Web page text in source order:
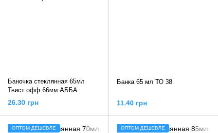
Баночка стеклянная 65мл
Твист офф 66мм АББА
26.30 грн
Банка 65 мл ТО 38
11.40 грн
ОПТОМ ДЕШЕВЛЕ ОПТОМ ДЕШЕВЛЕ